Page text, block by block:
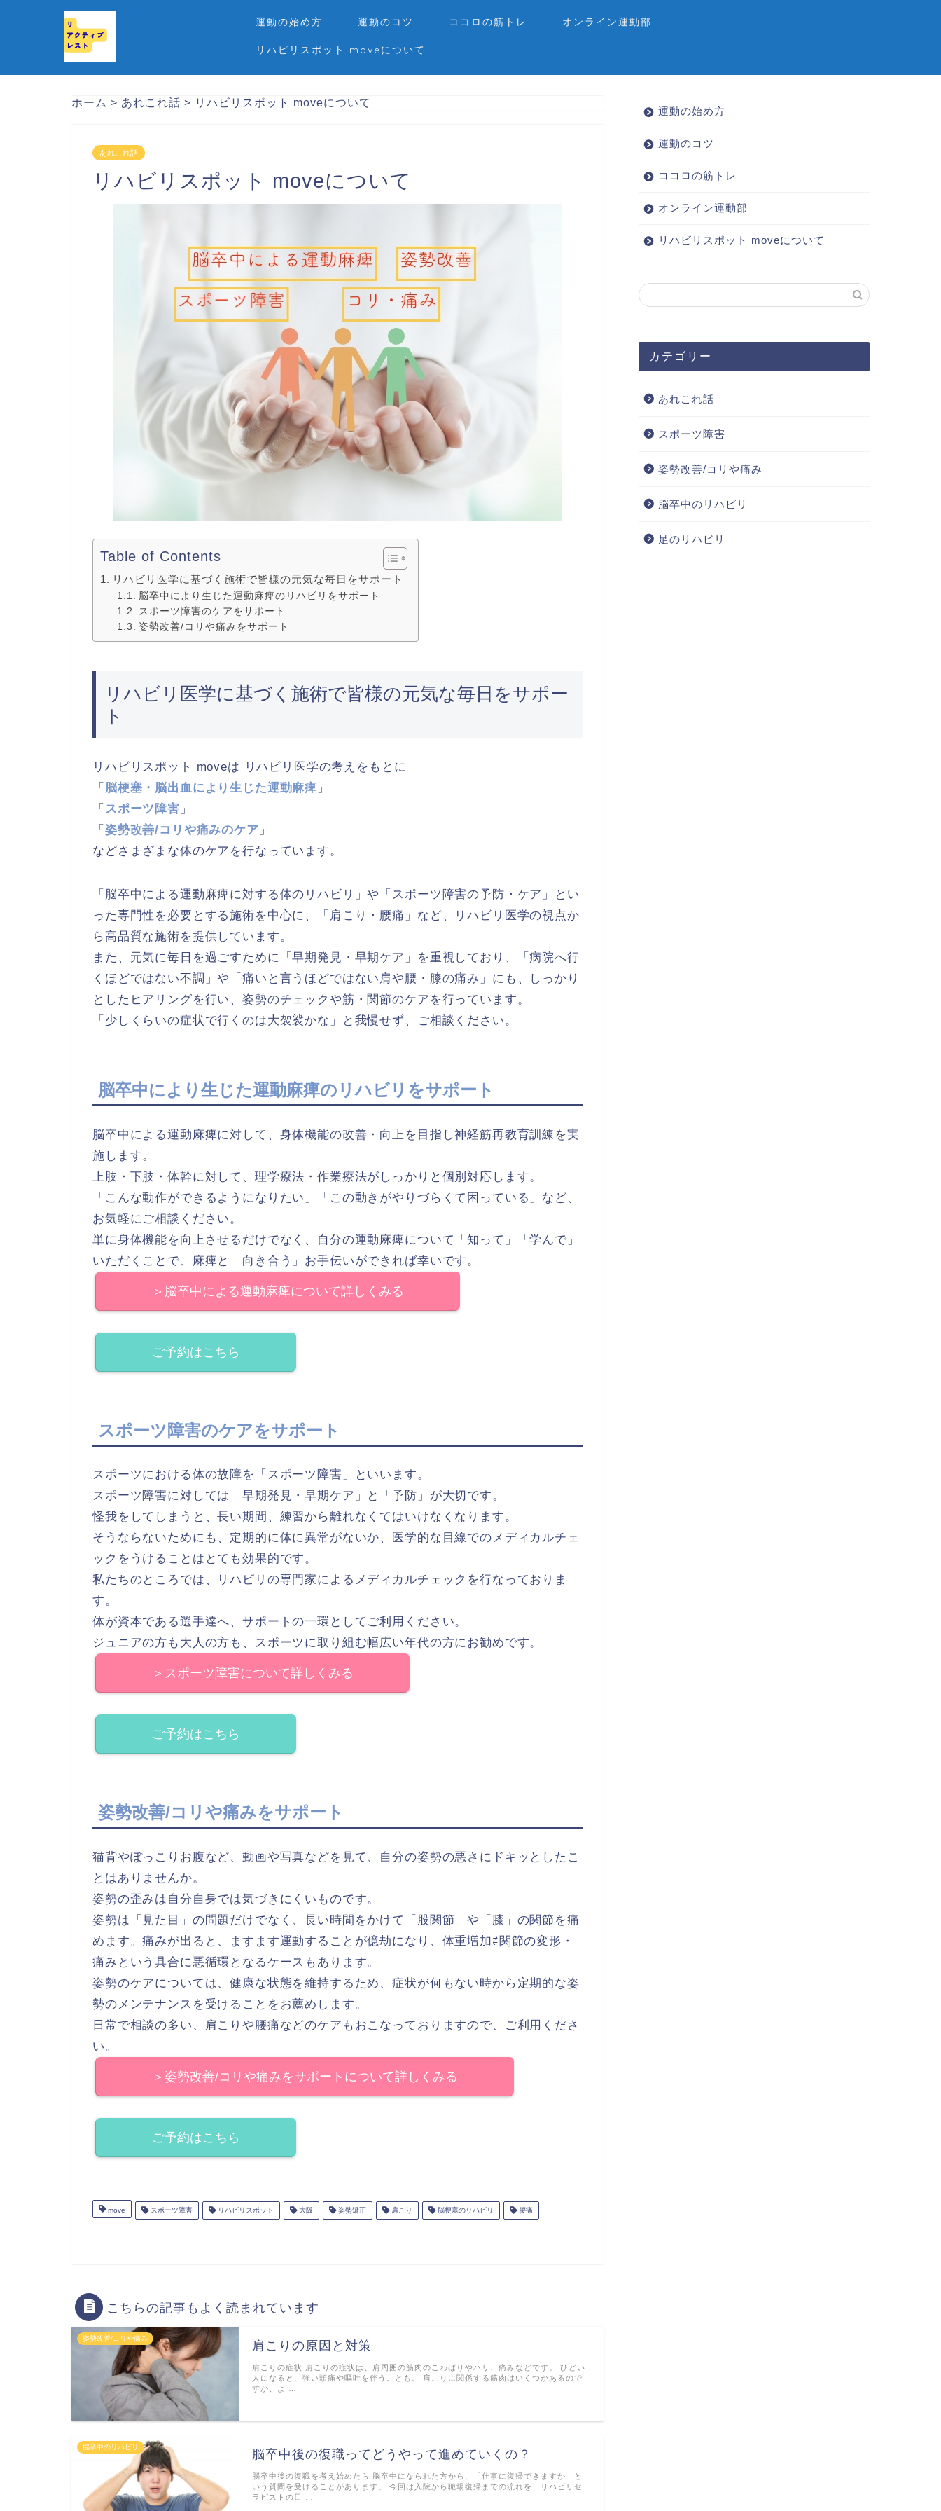
運動の始め方 運動のコツ ココロの筋トレ オンライン運動部
リハビリスポット moveについて
ホーム > あれこれ話 > リハビリスポット moveについて
あれこれ話
リハビリスポット moveについて
Table of Contents
リハビリ医学に基づく施術で皆様の元気な毎日をサポート
脳卒中により生じた運動麻痺のリハビリをサポート
スポーツ障害のケアをサポート
姿勢改善/コリや痛みをサポート
リハビリ医学に基づく施術で皆様の元気な毎日をサポー
ト
リハビリスポット moveは リハビリ医学の考えをもとに
「 脳梗塞・脳出血により生じた運動麻痺 」
「 スポーツ障害 」
「 姿勢改善/コリや痛みのケア 」
などさまざまな体のケアを行なっています。
「脳卒中による運動麻痺に対する体のリハビリ」や「スポーツ障害の予防・ケア」とい
った専門性を必要とする施術を中心に、「肩こり・腰痛」など、リハビリ医学の視点か
ら高品質な施術を提供しています。
また、元気に毎日を過ごすために「早期発見・早期ケア」を重視しており、「病院へ行
くほどではない不調」や「痛いと言うほどではない肩や腰・膝の痛み」にも、しっかり
としたヒアリングを行い、姿勢のチェックや筋・関節のケアを行っています。
「少しくらいの症状で行くのは大袈裟かな」と我慢せず、ご相談ください。
脳卒中により生じた運動麻痺のリハビリをサポート
脳卒中による運動麻痺に対して、身体機能の改善・向上を目指し神経筋再教育訓練を実
施します。
上肢・下肢・体幹に対して、理学療法・作業療法がしっかりと個別対応します。
「こんな動作ができるようになりたい」「この動きがやりづらくて困っている」など、
お気軽にご相談ください。
単に身体機能を向上させるだけでなく、自分の運動麻痺について「知って」「学んで」
いただくことで、麻痺と「向き合う」お手伝いができれば幸いです。
＞脳卒中による運動麻痺について詳しくみる
ご予約はこちら
スポーツ障害のケアをサポート
スポーツにおける体の故障を「スポーツ障害」といいます。
スポーツ障害に対しては「早期発見・早期ケア」と「予防」が大切です。
怪我をしてしまうと、長い期間、練習から離れなくてはいけなくなります。
そうならないためにも、定期的に体に異常がないか、医学的な目線でのメディカルチェ
ックをうけることはとても効果的です。
私たちのところでは、リハビリの専門家によるメディカルチェックを行なっておりま
す。
体が資本である選手達へ、サポートの一環としてご利用ください。
ジュニアの方も大人の方も、スポーツに取り組む幅広い年代の方にお勧めです。
＞スポーツ障害について詳しくみる
ご予約はこちら
姿勢改善/コリや痛みをサポート
猫背やぽっこりお腹など、動画や写真などを見て、自分の姿勢の悪さにドキッとしたこ
とはありませんか。
姿勢の歪みは自分自身では気づきにくいものです。
姿勢は「見た目」の問題だけでなく、長い時間をかけて「股関節」や「膝」の関節を痛
めます。痛みが出ると、ますます運動することが億劫になり、体重増加⇄関節の変形・
痛みという具合に悪循環となるケースもあります。
姿勢のケアについては、健康な状態を維持するため、症状が何もない時から定期的な姿
勢のメンテナンスを受けることをお薦めします。
日常で相談の多い、肩こりや腰痛などのケアもおこなっておりますので、ご利用くださ
い。
＞姿勢改善/コリや痛みをサポートについて詳しくみる
ご予約はこちら
move スポーツ障害 リハビリスポット 大阪 姿勢矯正 肩こり 脳梗塞のリハビリ 腰痛
こちらの記事もよく読まれています
姿勢改善/コリや痛み
肩こりの原因と対策
肩こりの症状 肩こりの症状は、肩周囲の筋肉のこわばりやハリ、痛みなどです。 ひどい
人になると、強い頭痛や嘔吐を伴うことも。 肩こりに関係する筋肉はいくつかあるので
すが、よ …
脳卒中のリハビリ
脳卒中後の復職ってどうやって進めていくの？
脳卒中後の復職を考え始めたら 脳卒中になられた方から、「仕事に復帰できますか」と
いう質問を受けることがあります。 今回は入院から職場復帰までの流れを、リハビリセ
ラピストの目 …
運動の始め方
運動のコツ
ココロの筋トレ
オンライン運動部
リハビリスポット moveについて
カテゴリー
あれこれ話
スポーツ障害
姿勢改善/コリや痛み
脳卒中のリハビリ
足のリハビリ